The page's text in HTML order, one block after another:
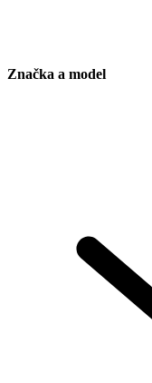
Značka a model